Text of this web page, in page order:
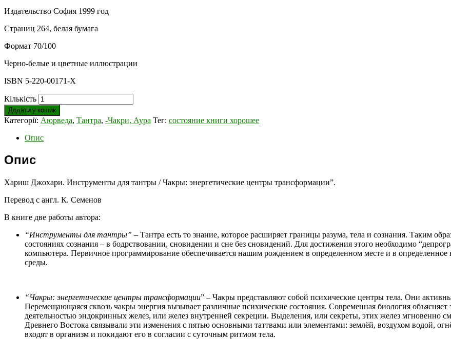
Издательство София 1999 год
Страниц 264, белая бумага
Формат 70/100
Черно-белые и цветные иллюстрации
ISBN 5-220-00171-Х
Кількість
Додати у кошик
Категорії: Аюрведа, Тантра, -Чакри, Аура Тег: состояние книги хорошее
Опис
Опис
Хариш Джохари. Инструменты для тантры / Чакры: энергетические центры трансформации”.
Перевод с англ. К. Семенов
В книге две работы автора:
“Инструменты для тантры” – Тантра есть то знание, которое расширяет границы разума, тела и сознания. Таким
состояниях сознания – в бодрствовании, сновидении и сне без сновидений. Для достижения этого необходимо
компьютера. Первичное программирование обеспечивается нашим рождением в определенном месте и в
среды.
“Чакры: энергетические центры трансформации” – Чакры представляют собой психические центры тела. Они
Перемещающаяся сквозь чакры энергия вызывает различные психические состояния. Современная биология
деятельностью эндокринных желез, или желез внутренней секреции. Выделения, или секреты, этих желез мгновенно
Древнего Востока связывали эти изменения с пятью основными таттвами или элементами: землёй, воздухом водой,
входят в организм и покидают его в согласии с суточным ритмом тела.